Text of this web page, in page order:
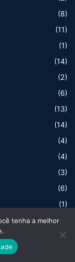
(8)
(11)
(1)
(14)
(2)
(6)
(13)
(14)
(4)
(4)
(3)
(6)
(1)
(2)
(5)
tenha a melhor